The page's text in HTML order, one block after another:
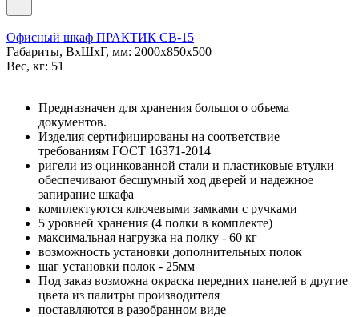
Офисный шкаф ПРАКТИК СВ-15
Габариты, ВxШxГ, мм: 2000x850x500
Вес, кг: 51
Предназначен для хранения большого объема
документов.
Изделия сертифицированы на соответствие
требованиям ГОСТ 16371-2014
ригели из оцинкованной стали и пластиковые втулки
обеспечивают бесшумный ход дверей и надежное
запирание шкафа
комплектуются ключевыми замками с ручками
5 уровней хранения (4 полки в комплекте)
максимальная нагрузка на полку - 60 кг
возможность установки дополнительных полок
шаг установки полок - 25мм
Под заказ возможна окраска передних панелей в другие
цвета из палитры производителя
поставляются в разобранном виде